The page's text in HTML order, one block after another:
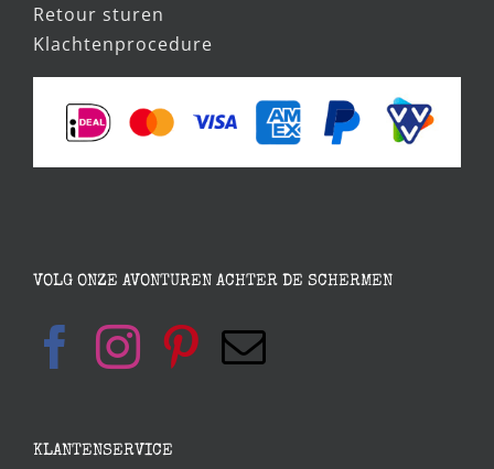
Retour sturen
Klachtenprocedure
VOLG ONZE AVONTUREN ACHTER DE SCHERMEN
KLANTENSERVICE